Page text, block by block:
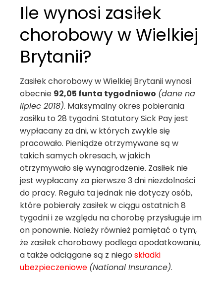
Ile wynosi zasiłek
chorobowy w Wielkiej
Brytanii?
Zasiłek chorobowy w Wielkiej Brytanii wynosi
obecnie 92,05 funta tygodniowo (dane na
lipiec 2018). Maksymalny okres pobierania
zasiłku to 28 tygodni. Statutory Sick Pay jest
wypłacany za dni, w których zwykle się
pracowało. Pieniądze otrzymywane są w
takich samych okresach, w jakich
otrzymywało się wynagrodzenie. Zasiłek nie
jest wypłacany za pierwsze 3 dni niezdolności
do pracy. Reguła ta jednak nie dotyczy osób,
które pobierały zasiłek w ciągu ostatnich 8
tygodni i ze względu na chorobę przysługuje im
on ponownie. Należy również pamiętać o tym,
że zasiłek chorobowy podlega opodatkowaniu,
a także odciągane są z niego składki
ubezpieczeniowe (National Insurance).